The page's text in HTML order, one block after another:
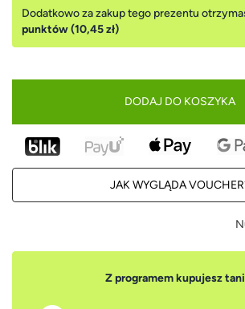
Dodatkowo za zakup tego prezentu
punktów (10,45 zł)
DODAJ DO KOSZYKA
JAK WYGLĄDA
Z programem kupujesz